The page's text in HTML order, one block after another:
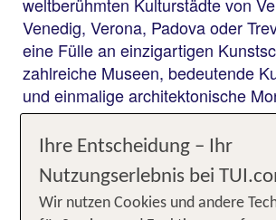
Venedig, Verona, Padova oder
eine Fülle an einzigartigen
zahlreiche Museen, bedeutende
und einmalige architektonische
Berühmte Künstler wie Tizian,
viele mehr haben hier ihre Bilder
hinterlassen.
Aber nicht nur das Kulturangebot
Ihre Entscheidung – Ihr
Nutzungserlebnis bei
Wir nutzen Cookies und andere